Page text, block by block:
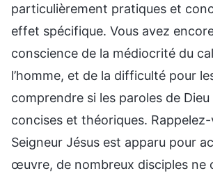
particulièrement pratiques et
effet spécifique. Vous avez
conscience de la médiocrité du
l’homme, et de la difficulté pour
comprendre si les paroles de
concises et théoriques.
Seigneur Jésus est apparu pour
œuvre, de nombreux disciples ne